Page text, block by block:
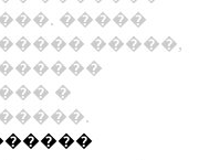
�����
�����,
�